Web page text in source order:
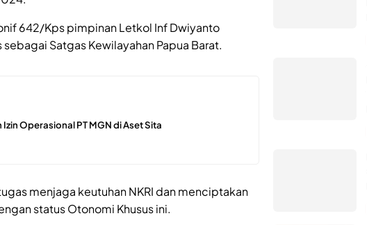
642/Kps pimpinan Letkol Inf Dwiyanto
Satgas Kewilayahan Papua Barat.
Izin Operasional PT MGN di Aset Sita
menjaga keutuhan NKRI dan menciptakan
status Otonomi Khusus ini.